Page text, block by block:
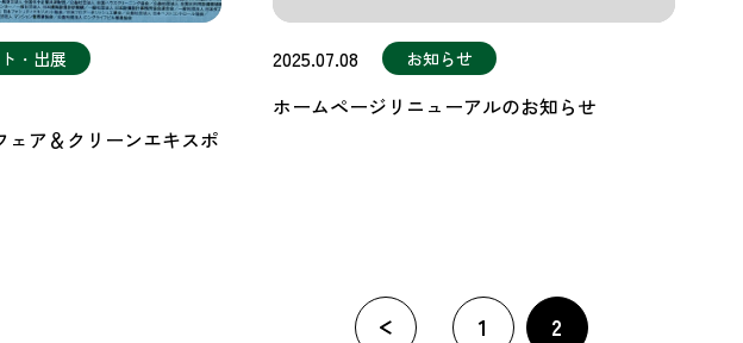
・出展
ェア＆クリーンエキスポ
2025.07.08 お知らせ
ホームページリニューアルのお知らせ
« 1 2